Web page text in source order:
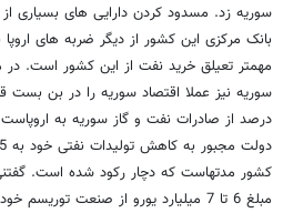
سوریه زد. مسدود کردن دارایی های
بانک مرکزی این کشور از دیگر ضربه های
مهمتر تعیلق خرید نفت از این کشور است. در
درصد از صادرات نفت و گاز سوریه به
کشور مدتهاست که دچار رکود شده است.
مبلغ 6 تا 7 میلیارد یورو از صنعت